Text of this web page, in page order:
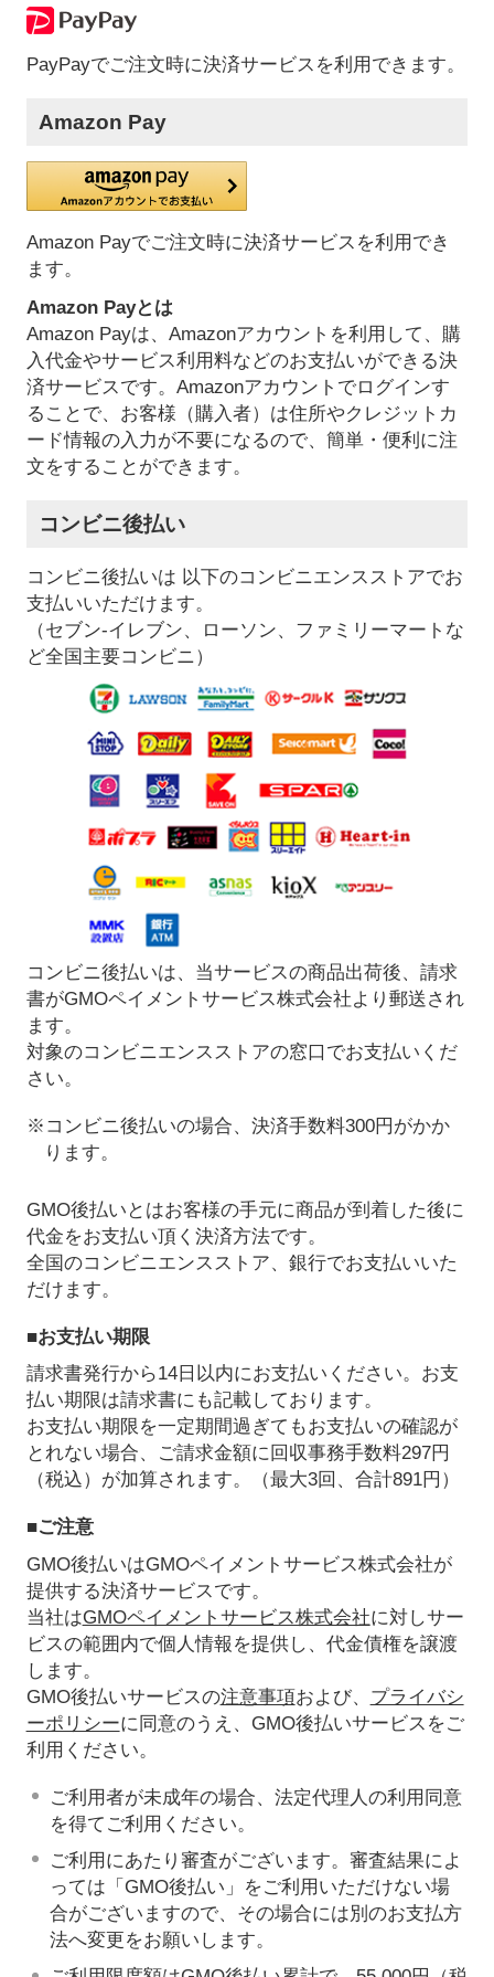
PayPayでご注文時に決済サービスを利用できます。
Amazon Pay
Amazon Payでご注文時に決済サービスを利用でき
ます。
Amazon Payとは
Amazon Payは、Amazonアカウントを利用して、購
入代金やサービス利用料などのお支払いができる決
済サービスです。Amazonアカウントでログインす
ることで、お客様（購入者）は住所やクレジットカ
ード情報の入力が不要になるので、簡単・便利に注
文をすることができます。
コンビニ後払い
コンビニ後払いは 以下のコンビニエンスストアでお
支払いいただけます。
（セブン-イレブン、ローソン、ファミリーマートな
ど全国主要コンビニ）
コンビニ後払いは、当サービスの商品出荷後、請求
書がGMOペイメントサービス株式会社より郵送され
ます。
対象のコンビニエンスストアの窓口でお支払いくだ
さい。
※コンビニ後払いの場合、決済手数料300円がかか
ります。
GMO後払いとはお客様の手元に商品が到着した後に
代金をお支払い頂く決済方法です。
全国のコンビニエンスストア、銀行でお支払いいた
だけます。
■お支払い期限
請求書発行から14日以内にお支払いください。お支
払い期限は請求書にも記載しております。
お支払い期限を一定期間過ぎてもお支払いの確認が
とれない場合、ご請求金額に回収事務手数料297円
（税込）が加算されます。（最大3回、合計891円）
■ご注意
GMO後払いはGMOペイメントサービス株式会社が
提供する決済サービスです。
当社はGMOペイメントサービス株式会社に対しサー
ビスの範囲内で個人情報を提供し、代金債権を譲渡
します。
GMO後払いサービスの注意事項および、 プライバシ
ーポリシーに同意のうえ、GMO後払いサービスをご
利用ください。
ご利用者が未成年の場合、法定代理人の利用同意
を得てご利用ください。
ご利用にあたり審査がございます。審査結果によ
っては「GMO後払い」をご利用いただけない場
合がございますので、その場合には別のお支払方
法へ変更をお願いします。